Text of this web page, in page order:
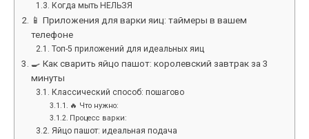
Когда мыть НЕЛЬЗЯ
📱 Приложения для варки яиц: таймеры в вашем
телефоне
Топ-5 приложений для идеальных яиц
🍳 Как сварить яйцо пашот: королевский завтрак за 3
минуты
Классический способ: пошагово
🔥 Что нужно:
Процесс варки:
Яйцо пашот: идеальная подача